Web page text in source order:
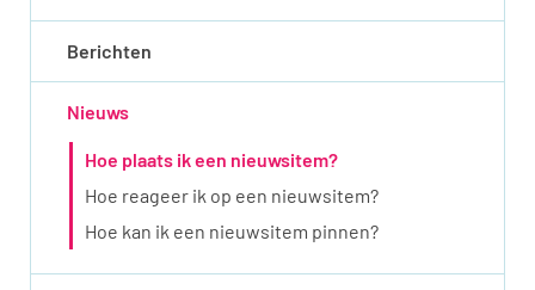
Berichten
Nieuws
Hoe plaats ik een nieuwsitem?
Hoe reageer ik op een nieuwsitem?
Hoe kan ik een nieuwsitem pinnen?